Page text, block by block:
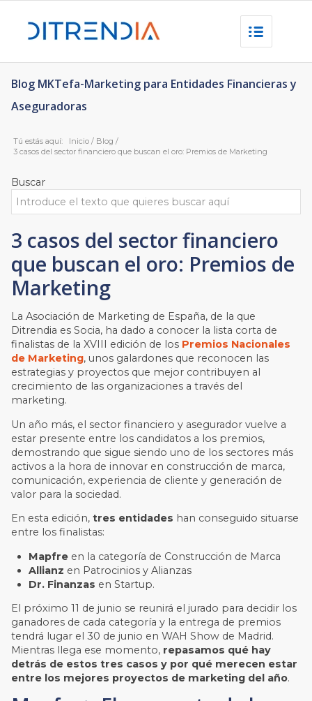
Blog MKTefa-Marketing para Entidades Financieras y
Aseguradoras
Tú estás aquí: Inicio / Blog /
3 casos del sector financiero que buscan el oro: Premios de Marketing
Buscar
3 casos del sector financiero
que buscan el oro: Premios de
Marketing
La Asociación de Marketing de España, de la que
Ditrendia es Socia, ha dado a conocer la lista corta de
finalistas de la XVIII edición de los Premios Nacionales
de Marketing, unos galardones que reconocen las
estrategias y proyectos que mejor contribuyen al
crecimiento de las organizaciones a través del
marketing.
Un año más, el sector financiero y asegurador vuelve a
estar presente entre los candidatos a los premios,
demostrando que sigue siendo uno de los sectores más
activos a la hora de innovar en construcción de marca,
comunicación, experiencia de cliente y generación de
valor para la sociedad.
En esta edición,tres entidades han conseguido situarse
entre los finalistas:
Mapfre en la categoría de Construcción de Marca
Allianz en Patrocinios y Alianzas
Dr. Finanzas en Startup.
El próximo 11 de junio se reunirá el jurado para decidir los
ganadores de cada categoría y la entrega de premios
tendrá lugar el 30 de junio en WAH Show de Madrid.
Mientras llega ese momento, repasamos qué hay
detrás de estos tres casos y por qué merecen estar
entre los mejores proyectos de marketing del año.